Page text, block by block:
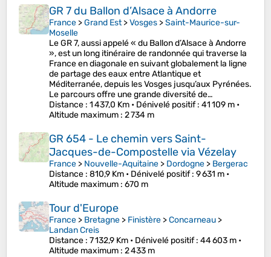
GR 7 du Ballon d’Alsace à Andorre
France >Grand Est>Vosges >Saint-Maurice-sur-
Moselle
Le GR 7, aussi appelé « du Ballon d’Alsace à Andorre
», est un long itinéraire de randonnée qui traverse la
France en diagonale en suivant globalement la ligne
de partage des eaux entre Atlantique et
Méditerranée, depuis les Vosges jusqu’aux Pyrénées.
Le parcours offre une grande diversité de…
Distance : 1 437,0 Km • Dénivelé positif: 41 109 m •
Altitude maximum : 2 734 m
GR 654 - Le chemin vers Saint-
Jacques-de-Compostelle via Vézelay
France > Nouvelle-Aquitaine > Dordogne > Bergerac
Distance : 810,9 Km • Dénivelé positif: 9 631 m •
Altitude maximum : 670 m
Tour d'Europe
France > Bretagne > Finistère >Concarneau >
Landan Creis
Distance : 7 132,9 Km • Dénivelé positif: 44 603 m •
Altitude maximum : 2 433 m